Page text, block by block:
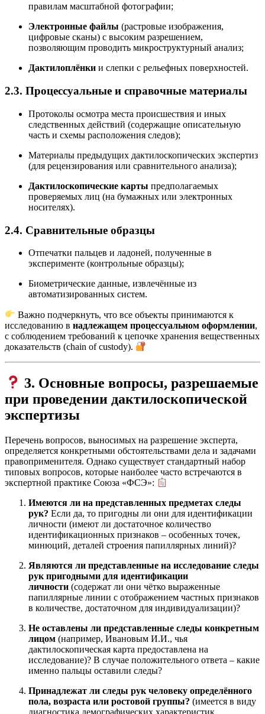
правилам масштабной фотографии;
Электронные файлы (растровые изображения,
цифровые сканы) с высоким разрешением,
позволяющим проводить микроструктурный анализ;
Дактилоплёнки и слепки с рельефных поверхностей.
2.3. Процессуальные и справочные материалы
Протоколы осмотра места происшествия и иных
следственных действий (содержащие описательную
часть и схемы расположения следов);
Материалы предыдущих дактилоскопических экспертиз
(для рецензирования или сравнительного анализа);
Дактилоскопические карты предполагаемых
проверяемых лиц (на бумажных или электронных
носителях).
2.4. Сравнительные образцы
Отпечатки пальцев и ладоней, полученные в
эксперименте (контрольные образцы);
Биометрические данные, извлечённые из
автоматизированных систем.
Важно подчеркнуть, что все объекты принимаются к
исследованию в надлежащем процессуальном оформлении,
с соблюдением требований к цепочке хранения вещественных
доказательств (chain of custody).
3. Основные вопросы, разрешаемые
при проведении дактилоскопической
экспертизы
Перечень вопросов, выносимых на разрешение эксперта,
определяется конкретными обстоятельствами дела и задачами
правоприменителя. Однако существует стандартный набор
типовых вопросов, которые наиболее часто встречаются в
экспертной практике Союза «ФСЭ»:
Имеются ли на представленных предметах следы
рук? Если да, то пригодны ли они для идентификации
личности (имеют ли достаточное количество
идентификационных признаков – особенных точек,
минюций, деталей строения папиллярных линий)?
Являются ли представленные на исследование следы
рук пригодными для идентификации
личности (содержат ли они чётко выраженные
папиллярные линии с отображением частных признаков
в количестве, достаточном для индивидуализации)?
Не оставлены ли представленные следы конкретным
лицом (например, Ивановым И.И., чья
дактилоскопическая карта предоставлена на
исследование)? В случае положительного ответа – какие
именно пальцы оставили следы?
Принадлежат ли следы рук человеку определённого
пола, возраста или ростовой группы? (имеется в виду
диагностика демографических характеристик